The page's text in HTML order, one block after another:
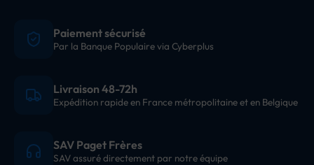
Paiement sécurisé
Par la Banque Populaire via Cyberplus
Livraison 48-72h
Expédition rapide en France métropolitaine et en Belgique
SAV Paget Frères
SAV assuré directement par notre équipe